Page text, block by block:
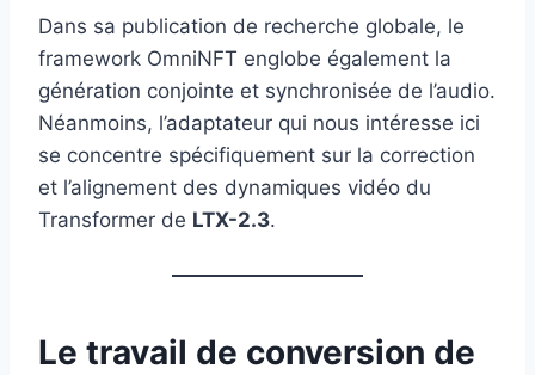
Dans sa publication de recherche globale, le
framework OmniNFT englobe également la
génération conjointe et synchronisée de l’audio.
Néanmoins, l’adaptateur qui nous intéresse ici
se concentre spécifiquement sur la correction
et l’alignement des dynamiques vidéo du
Transformer de LTX-2.3.
Le travail de conversion de